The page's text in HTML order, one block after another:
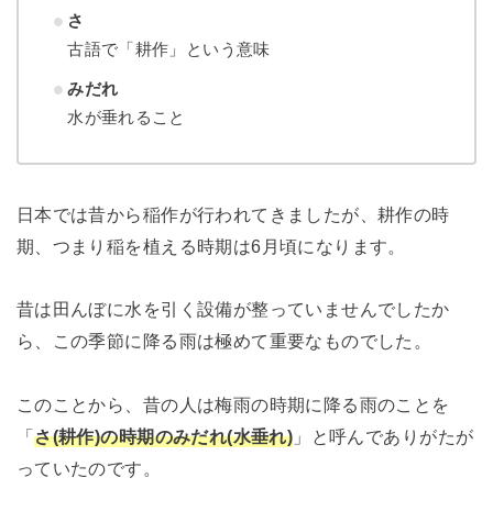
さ
古語で「耕作」という意味
みだれ
水が垂れること
日本では昔から稲作が行われてきましたが、耕作の時
期、つまり稲を植える時期は6月頃になります。
昔は田んぼに水を引く設備が整っていませんでしたか
ら、この季節に降る雨は極めて重要なものでした。
このことから、昔の人は梅雨の時期に降る雨のことを
「さ(耕作)の時期のみだれ(水垂れ) 」と呼んでありがたが
っていたのです。